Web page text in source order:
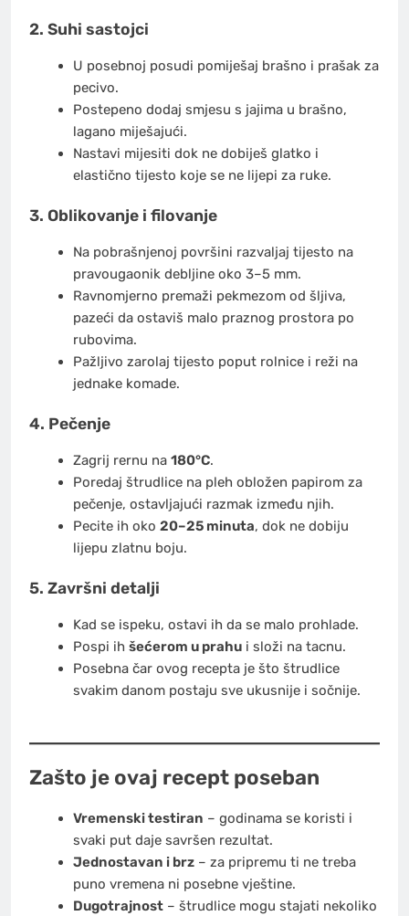
2. Suhi sastojci
U posebnoj posudi pomiješaj brašno i prašak za
pecivo.
Postepeno dodaj smjesu s jajima u brašno,
lagano miješajući.
Nastavi mijesiti dok ne dobiješ glatko i
elastično tijesto koje se ne lijepi za ruke.
3. Oblikovanje i filovanje
Na pobrašnjenoj površini razvaljaj tijesto na
pravougaonik debljine oko 3–5 mm.
Ravnomjerno premaži pekmezom od šljiva,
pazeći da ostaviš malo praznog prostora po
rubovima.
Pažljivo zarolaj tijesto poput rolnice i reži na
jednake komade.
4. Pečenje
Zagrij rernu na 180°C.
Poredaj štrudlice na pleh obložen papirom za
pečenje, ostavljajući razmak između njih.
Pecite ih oko 20–25 minuta, dok ne dobiju
lijepu zlatnu boju.
5. Završni detalji
Kad se ispeku, ostavi ih da se malo prohlade.
Pospi ih šećerom u prahui složi na tacnu.
Posebna čar ovog recepta je što štrudlice
svakim danom postaju sve ukusnije i sočnije.
Zašto je ovaj recept poseban
Vremenski testiran – godinama se koristi i
svaki put daje savršen rezultat.
Jednostavan i brz– za pripremu ti ne treba
puno vremena ni posebne vještine.
Dugotrajnost– štrudlice mogu stajati nekoliko